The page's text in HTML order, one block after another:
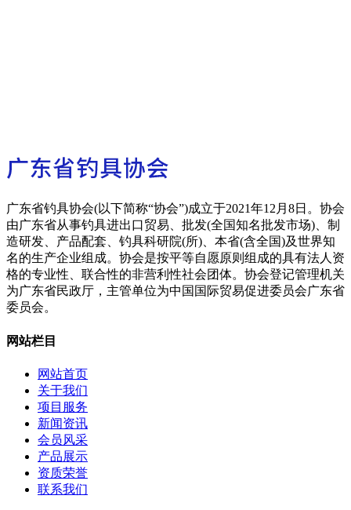
广东省钓具协会(以下简称“协会”)成立于2021年12月8日。协会
由广东省从事钓具进出口贸易、批发(全国知名批发市场)、制
造研发、产品配套、钓具科研院(所)、本省(含全国)及世界知
名的生产企业组成。协会是按平等自愿原则组成的具有法人资
格的专业性、联合性的非营利性社会团体。协会登记管理机关
为广东省民政厅，主管单位为中国国际贸易促进委员会广东省
委员会。
网站栏目
网站首页
关于我们
项目服务
新闻资讯
会员风采
产品展示
资质荣誉
联系我们